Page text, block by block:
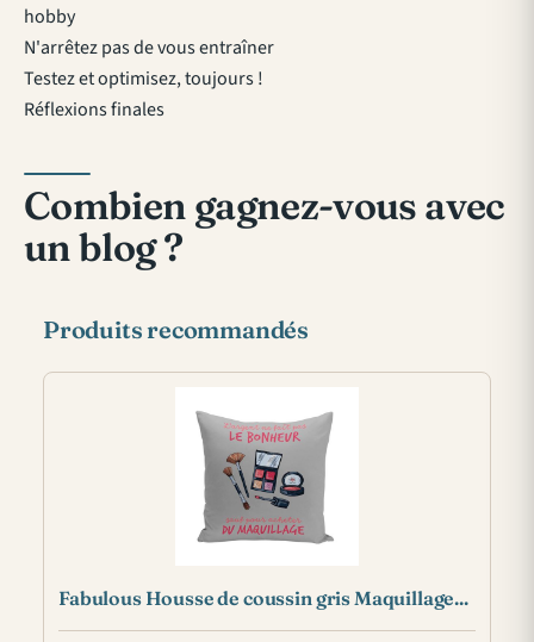
hobby
N'arrêtez pas de vous entraîner
Testez et optimisez, toujours !
Réflexions finales
Combien gagnez-vous avec
un blog ?
Produits recommandés
Fabulous Housse de coussin gris Maquillage...